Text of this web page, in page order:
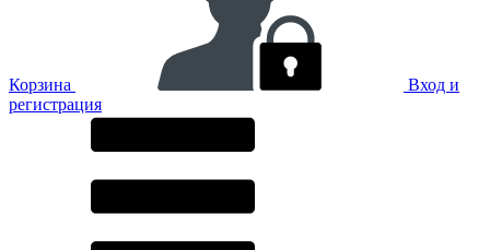
Корзина
Вход и
регистрация